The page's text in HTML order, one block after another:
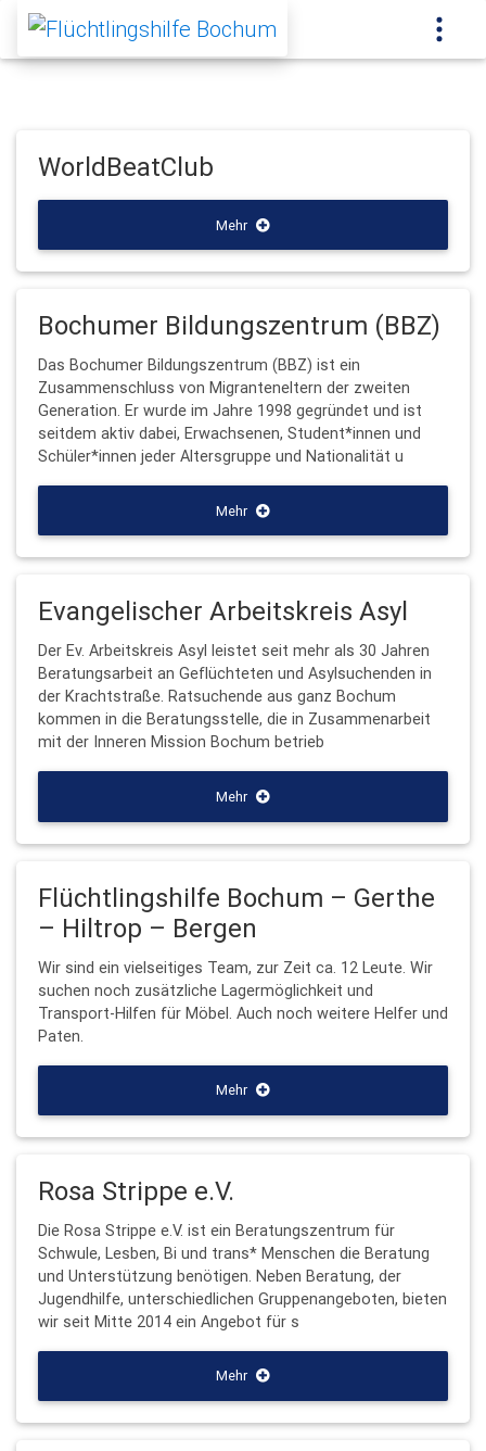
WorldBeatClub
Mehr
Bochumer Bildungszentrum (BBZ)
Das Bochumer Bildungszentrum (BBZ) ist ein
Zusammenschluss von Migranteneltern der zweiten
Generation. Er wurde im Jahre 1998 gegründet und ist
seitdem aktiv dabei, Erwachsenen, Student*innen und
Schüler*innen jeder Altersgruppe und Nationalität u
Mehr
Evangelischer Arbeitskreis Asyl
Der Ev. Arbeitskreis Asyl leistet seit mehr als 30 Jahren
Beratungsarbeit an Geflüchteten und Asylsuchenden in
der Krachtstraße. Ratsuchende aus ganz Bochum
kommen in die Beratungsstelle, die in Zusammenarbeit
mit der Inneren Mission Bochum betrieb
Mehr
Flüchtlingshilfe Bochum – Gerthe
– Hiltrop – Bergen
Wir sind ein vielseitiges Team, zur Zeit ca. 12 Leute. Wir
suchen noch zusätzliche Lagermöglichkeit und
Transport-Hilfen für Möbel. Auch noch weitere Helfer und
Paten.
Mehr
Rosa Strippe e.V.
Die Rosa Strippe e.V. ist ein Beratungszentrum für
Schwule, Lesben, Bi und trans* Menschen die Beratung
und Unterstützung benötigen. Neben Beratung, der
Jugendhilfe, unterschiedlichen Gruppenangeboten, bieten
wir seit Mitte 2014 ein Angebot für s
Mehr